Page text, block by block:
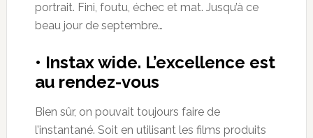
portrait. Fini, foutu, échec et mat. Jusqu’à ce
beau jour de septembre…
• Instax wide. L’excellence est
au rendez-vous
Bien sûr, on pouvait toujours faire de
l’instantané. Soit en utilisant les films produits